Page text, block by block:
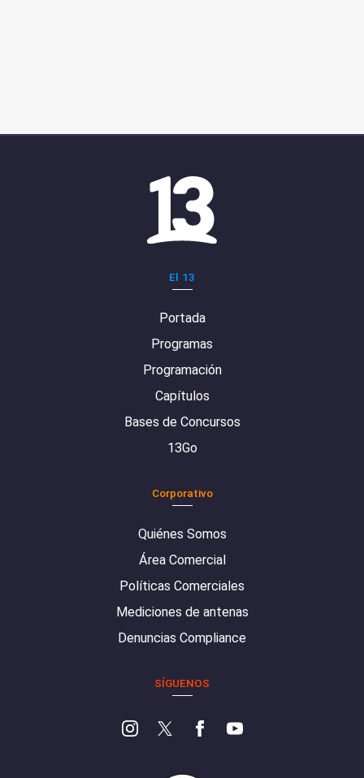
El 13
Portada
Programas
Programación
Capítulos
Bases de Concursos
13Go
Corporativo
Quiénes Somos
Área Comercial
Políticas Comerciales
Mediciones de antenas
Denuncias Compliance
SÍGUENOS